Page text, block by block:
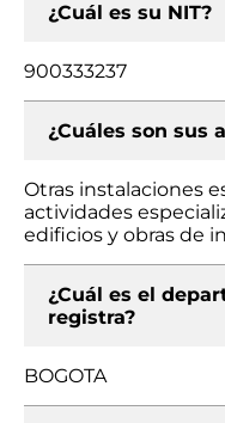
¿Cuál es su NIT?
900333237
¿Cuáles son sus
Otras instalaciones
actividades
edificios y obras de
¿Cuál es el
registra?
BOGOTA